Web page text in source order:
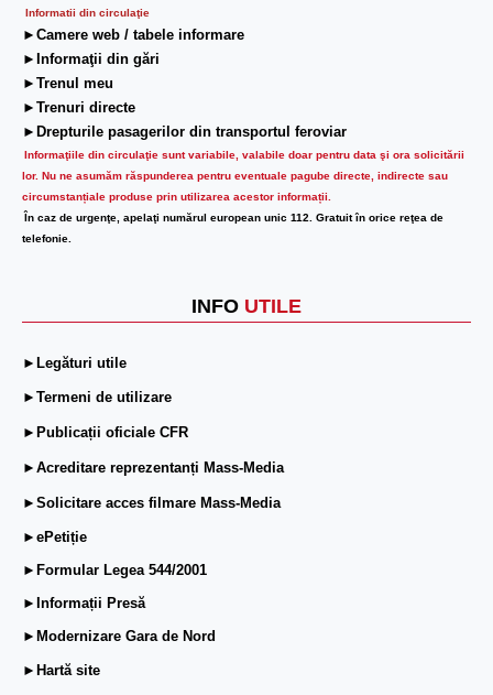
Informatii din circulaţie
►Camere web / tabele informare
►Informaţii din gări
►Trenul meu
►Trenuri directe
►Drepturile pasagerilor din transportul feroviar
Informaţiile din circulaţie sunt variabile, valabile doar pentru data şi ora solicitării
lor. Nu ne asumăm răspunderea pentru eventuale pagube directe, indirecte sau
circumstanțiale produse prin utilizarea acestor informații.
În caz de urgenţe, apelaţi numărul european unic 112. Gratuit în orice reţea de
telefonie.
INFO UTILE
►Legături utile
►Termeni de utilizare
►Publicații oficiale CFR
►Acreditare reprezentanți Mass-Media
►Solicitare acces filmare Mass-Media
►ePetiție
►Formular Legea 544/2001
►Informații Presă
►Modernizare Gara de Nord
►Hartă site